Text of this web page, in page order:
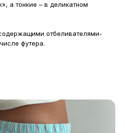
а тонкие – в деликатном
отбеливателями-
футера.